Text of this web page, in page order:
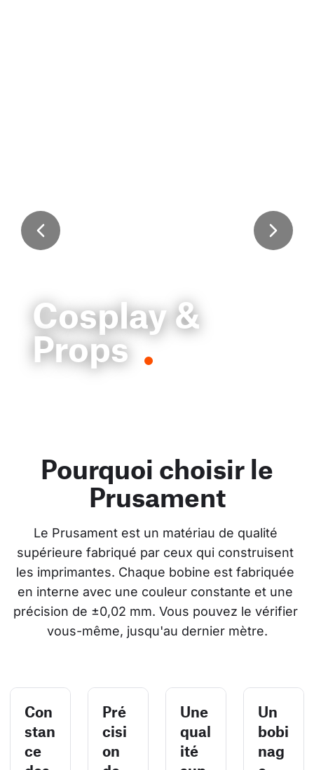
Cosplay &
Props
Pourquoi choisir le
Prusament
Le Prusament est un matériau de qualité
supérieure fabriqué par ceux qui construisent
les imprimantes. Chaque bobine est fabriquée
en interne avec une couleur constante et une
précision de ±0,02 mm. Vous pouvez le vérifier
vous-même, jusqu'au dernier mètre.
Con
stan
ce
Pré
cisi
on
Une
qual
ité
Un
bobi
nag